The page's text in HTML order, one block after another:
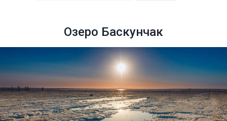
Озеро Баскунчак